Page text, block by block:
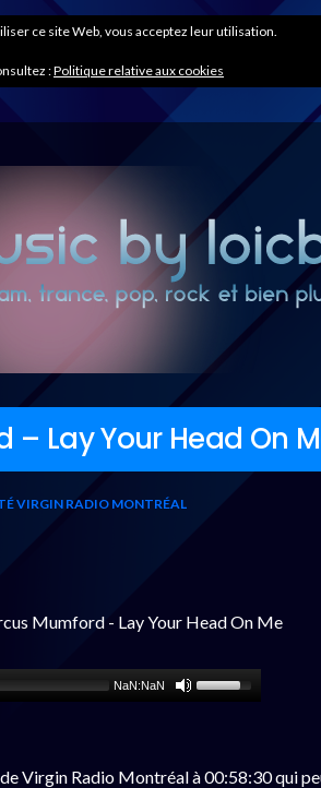
Lay Your Head On
VIRGIN RADIO MONTRÉAL
Mumford - Lay Your Head On Me
NaN:NaN
Virgin Radio Montréal à 00:58:30 qui
ce site Web, vous acceptez leur utilisation.
:Politique relative aux cookies